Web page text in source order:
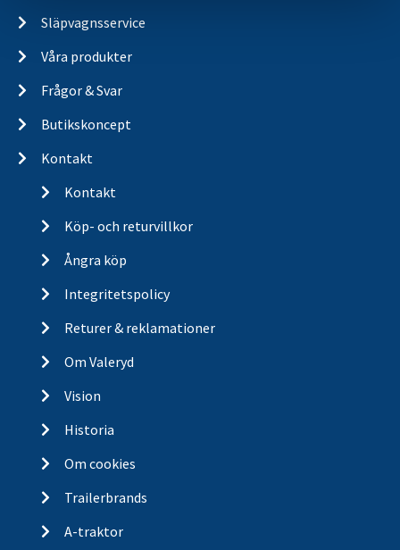
Släpvagnsservice
Våra produkter
Frågor & Svar
Butikskoncept
Kontakt
Kontakt
Köp- och returvillkor
Ångra köp
Integritetspolicy
Returer & reklamationer
Om Valeryd
Vision
Historia
Om cookies
Trailerbrands
A-traktor